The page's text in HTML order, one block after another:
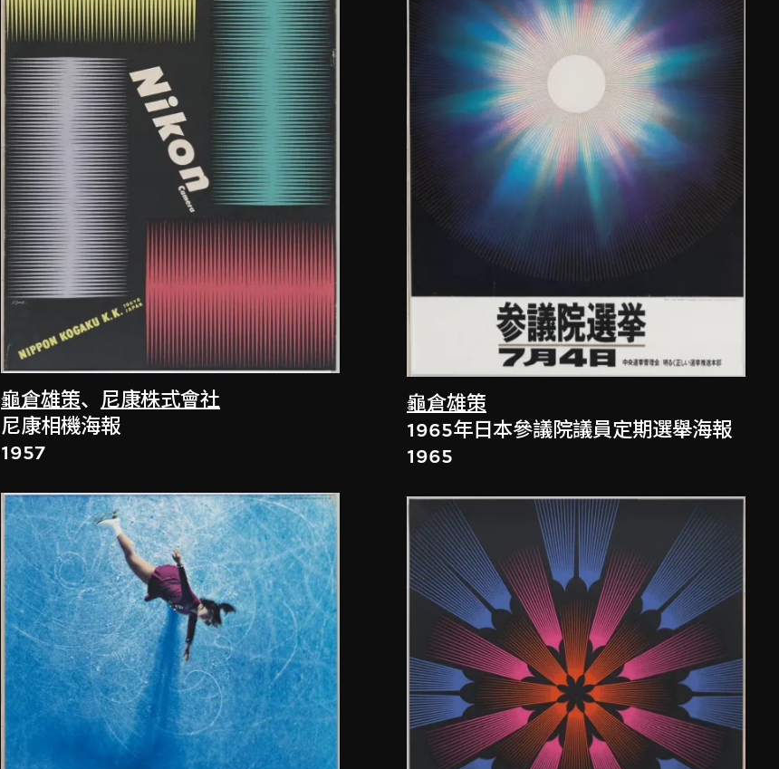
龜倉雄策、 尼康株式會社
尼康相機海報
1957
龜倉雄策
1965年日本參議院議員定期選舉海報
1965